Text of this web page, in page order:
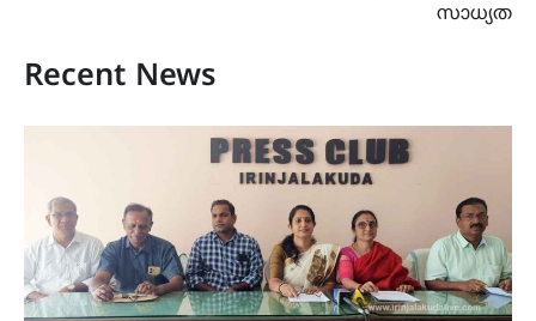
സാധ്യത
Recent News